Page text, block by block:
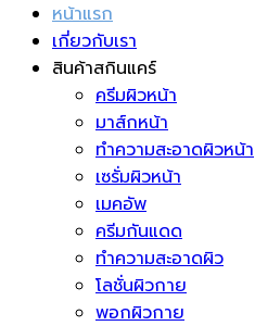
หน้าแรก
เกี่ยวกับเรา
สินค้าสกินแคร์
ครีมผิวหน้า
มาส์กหน้า
ทำความสะอาดผิวหน้า
เซรั่มผิวหน้า
เมคอัพ
ครีมกันแดด
ทำความสะอาดผิว
โลชั่นผิวกาย
พอกผิวกาย